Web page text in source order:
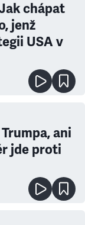
chápat
jenž
USA v
ani
jde proti